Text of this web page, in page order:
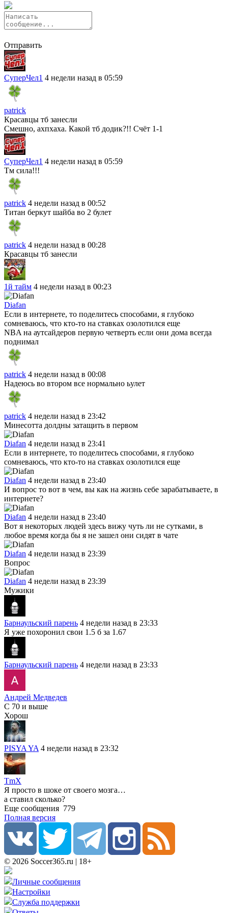
Отправить
СуперЧел1 4 недели назад в 05:59
patrick
Красавцы тб занесли
Смешно, ахпхаха. Какой тб додик?!! Счёт 1-1
СуперЧел1 4 недели назад в 05:59
Тм сила!!!
patrick 4 недели назад в 00:52
Титан беркут шайба во 2 булет
patrick 4 недели назад в 00:28
Красавцы тб занесли
1й тайм 4 недели назад в 00:23
Diafan
Если в интернете, то поделитесь способами, я глубоко
сомневаюсь, что кто-то на ставках озолотился еще
NBA на аутсайдеров первую четверть если они дома всегда
поднимал
patrick 4 недели назад в 00:08
Надеюсь во втором все нормально ьулет
patrick 4 недели назад в 23:42
Минесотта долдны затащить в первом
Diafan 4 недели назад в 23:41
Если в интернете, то поделитесь способами, я глубоко
сомневаюсь, что кто-то на ставках озолотился еще
Diafan 4 недели назад в 23:40
И вопрос то вот в чем, вы как на жизнь себе зарабатываете, в
интернете?
Diafan 4 недели назад в 23:40
Вот я некоторых людей здесь вижу чуть ли не сутками, в
любое время когда бы я не зашел они сидят в чате
Diafan 4 недели назад в 23:39
Вопрос
Diafan 4 недели назад в 23:39
Мужики
Барнаульский парень 4 недели назад в 23:33
Я уже похоронил свои 1.5 б за 1.67
Барнаульский парень 4 недели назад в 23:33
Андрей Медведев
С 70 и выше
Хорош
PISYA YA 4 недели назад в 23:32
TmX
Я просто в шоке от своего мозга…
а ставил сколько?
Еще сообщения 779
Полная версия
© 2026 Soccer365.ru | 18+
Личные сообщения
Настройки
Служба поддержки